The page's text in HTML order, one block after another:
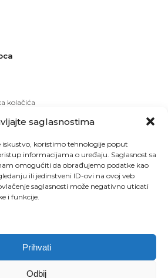
saglasnostima
koristimo tehnologije poput
informacijama o uređaju. Saglasnost sa
omogućiti da obrađujemo podatke kao
ili jedinstveni ID-ovi na ovoj veb
saglasnosti može negativno uticati
i funkcije.
Prihvati
Odbij
kolačića
prava zadržana. Designed by Studio 53
Izrada sajtova